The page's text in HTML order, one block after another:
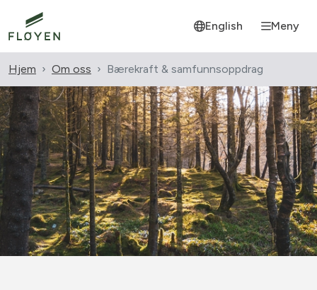
English Meny
Hjem Om oss Bærekraft & samfunnsoppdrag